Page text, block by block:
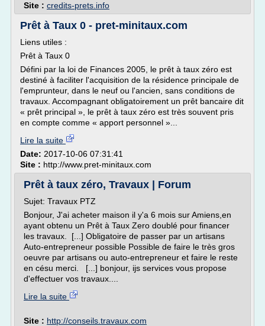
Site : credits-prets.info
Prêt à Taux 0 - pret-minitaux.com
Liens utiles :
Prêt à Taux 0
Défini par la loi de Finances 2005, le prêt à taux zéro est
destiné à faciliter l'acquisition de la résidence principale de
l'emprunteur, dans le neuf ou l'ancien, sans conditions de
travaux. Accompagnant obligatoirement un prêt bancaire dit
« prêt principal », le prêt à taux zéro est très souvent pris
en compte comme « apport personnel »...
Lire la suite
Date: 2017-10-06 07:31:41
Site : http://www.pret-minitaux.com
Prêt à taux zéro, Travaux | Forum
Sujet: Travaux PTZ
Bonjour, J'ai acheter maison il y'a 6 mois sur Amiens,en
ayant obtenu un Prêt à Taux Zero doublé pour financer
les travaux. [...] Obligatoire de passer par un artisans
Auto-entrepreneur possible Possible de faire le très gros
oeuvre par artisans ou auto-entrepreneur et faire le reste
en césu merci. [...] bonjour, ijs services vous propose
d'effectuer vos travaux....
Lire la suite
Site : http://conseils.travaux.com